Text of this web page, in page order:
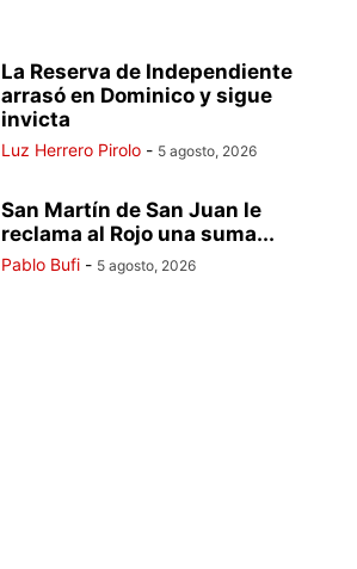
La Reserva de Independiente
arrasó en Dominico y sigue
invicta
Luz Herrero Pirolo - 5 agosto, 2026
San Martín de San Juan le
reclama al Rojo una suma...
Pablo Bufi - 5 agosto, 2026